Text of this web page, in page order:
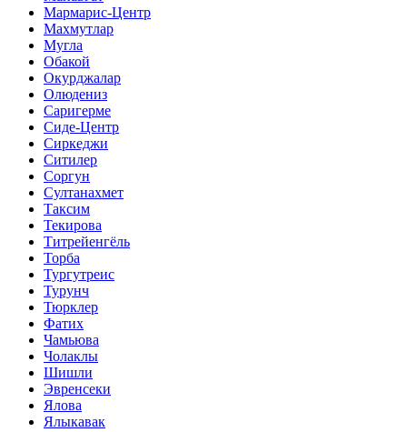
Мармарис-Центр
Махмутлар
Мугла
Обакой
Окурджалар
Олюдениз
Саригерме
Сиде-Центр
Сиркеджи
Ситилер
Соргун
Султанахмет
Таксим
Текирова
Титрейенгёль
Торба
Тургутреис
Турунч
Тюрклер
Фатих
Чамьюва
Чолаклы
Шишли
Эвренсеки
Ялова
Ялыкавак